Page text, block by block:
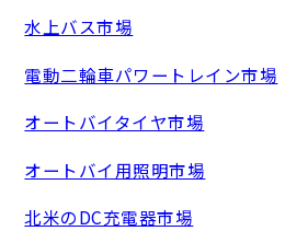
水上バス市場
電動二輪車パワートレイン市場
オートバイタイヤ市場
オートバイ用照明市場
北米のDC充電器市場